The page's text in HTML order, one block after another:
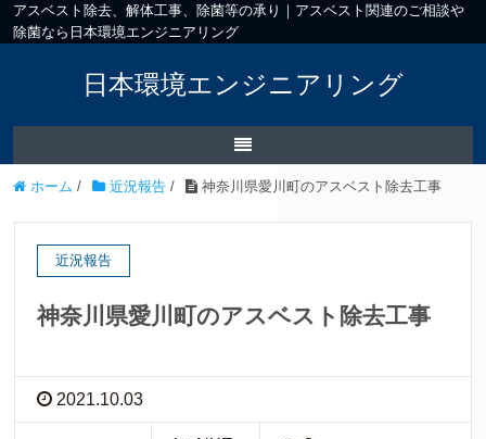
アスベスト除去、解体工事、除菌等の承り｜アスベスト関連のご相談や
除菌なら日本環境エンジニアリング
日本環境エンジニアリング
ホーム / 近況報告 / 神奈川県愛川町のアスベスト除去工事
近況報告
神奈川県愛川町のアスベスト除去工事
2021.10.03